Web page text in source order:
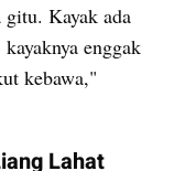
gitu. Kayak ada
enggak
kebawa,"
Lahat